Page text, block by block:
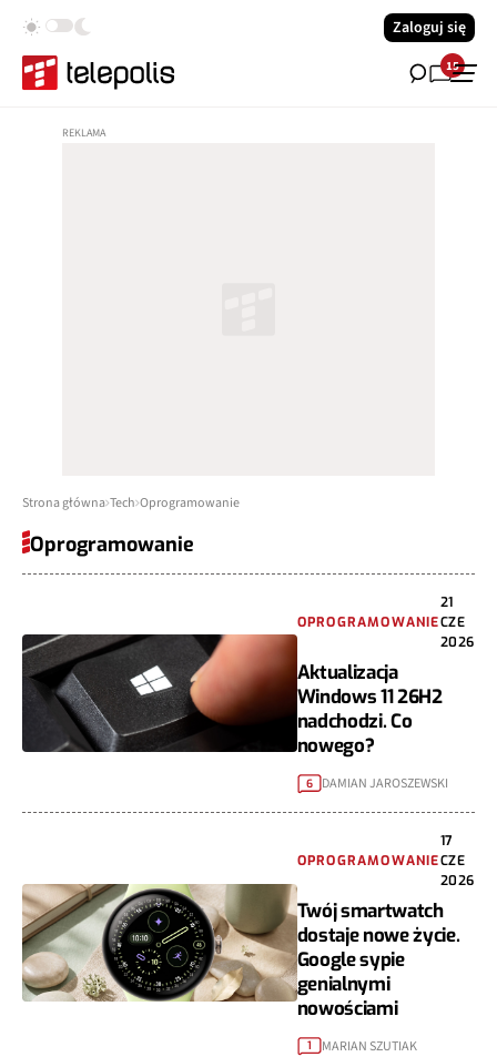
Zaloguj się
15
Strona główna Tech Oprogramowanie
Oprogramowanie
OPROGRAMOWANIE
21
CZE
2026
Aktualizacja
Windows 11 26H2
nadchodzi. Co
nowego?
6 DAMIAN JAROSZEWSKI
OPROGRAMOWANIE
17
CZE
2026
Twój smartwatch
dostaje nowe życie.
Google sypie
genialnymi
nowościami
1 MARIAN SZUTIAK